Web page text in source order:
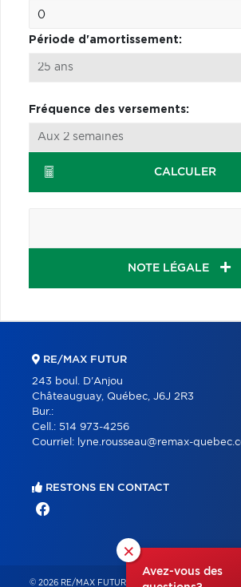
Période d'amortissement:
Fréquence des versements:
CALCULER
NOTE LÉGALE
×
Avez-vous des
RE/MAX FUTUR
243 boul. D'Anjou
Châteauguay, Québec, J6J 2R3
Bur.:
Cell.: 514 973-4256
Courriel: lyne.rousseau@remax-
RESTONS EN CONTACT
© 2026 RE/MAX FUTUR – FRANCHISÉ